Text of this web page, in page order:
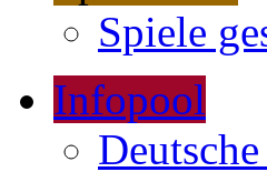
Spiele
Infopool